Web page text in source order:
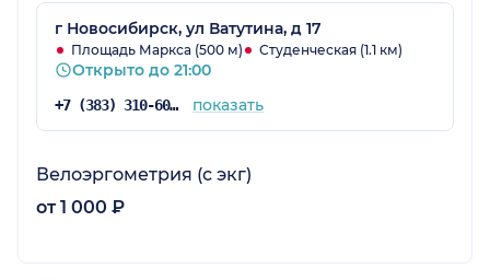
г Новосибирск, ул Ватутина, д 17
Площадь Маркса (500 м) Студенческая (1.1 км)
Открыто до 21:00
+7 (383) 310-60-60 показать
Велоэргометрия (с экг)
от 1 000 ₽